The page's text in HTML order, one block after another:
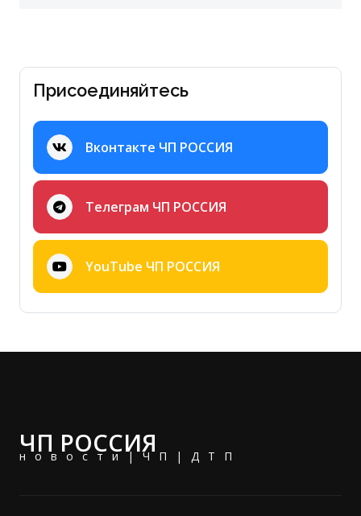
Присоединяйтесь
Вконтакте ЧП РОССИЯ
Телеграм ЧП РОССИЯ
YouTube ЧП РОССИЯ
ЧП РОССИЯ
новости|ЧП|ДТП